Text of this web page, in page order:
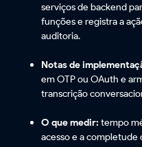
serviços de backend
funções e registra a
auditoria.
Notas de
em OTP ou OAuth e
transcrição
O que medir: tempo
acesso e a completude